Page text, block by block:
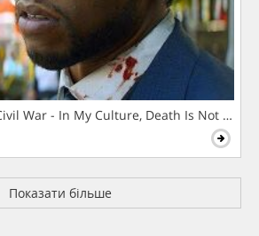
War - In My Culture, Death Is Not The
Показати більше